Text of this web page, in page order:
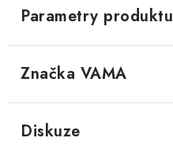
Parametry produktu
Značka VAMA
Diskuze